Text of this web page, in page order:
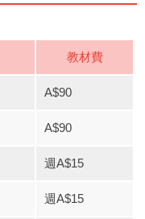
教材費
A$90
A$90
週A$15
週A$15